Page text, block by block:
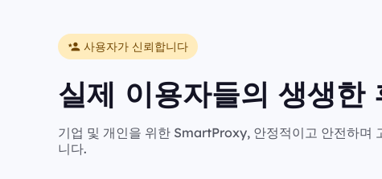
사용자가 신뢰합니다
실제 이용자들의 생생한
기업 및 개인을 위한 SmartProxy, 안정적이고 안전하며
니다.